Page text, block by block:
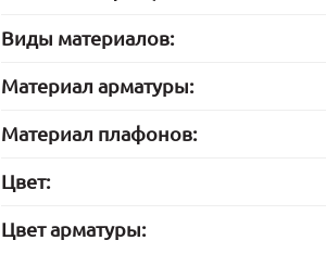
Виды материалов:
Материал арматуры:
Материал плафонов:
Цвет:
Цвет арматуры: